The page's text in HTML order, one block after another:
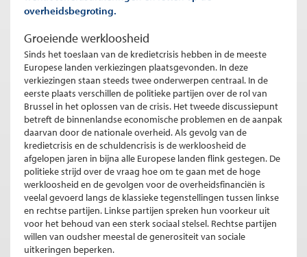
overheidsbegroting.
Groeiende werkloosheid
Sinds het toeslaan van de kredietcrisis hebben in de meeste
Europese landen verkiezingen plaatsgevonden. In deze
verkiezingen staan steeds twee onderwerpen centraal. In de
eerste plaats verschillen de politieke partijen over de rol van
Brussel in het oplossen van de crisis. Het tweede discussiepunt
betreft de binnenlandse economische problemen en de aanpak
daarvan door de nationale overheid. Als gevolg van de
kredietcrisis en de schuldencrisis is de werkloosheid de
afgelopen jaren in bijna alle Europese landen flink gestegen. De
politieke strijd over de vraag hoe om te gaan met de hoge
werkloosheid en de gevolgen voor de overheidsfinanciën is
veelal gevoerd langs de klassieke tegenstellingen tussen linkse
en rechtse partijen. Linkse partijen spreken hun voorkeur uit
voor het behoud van een sterk sociaal stelsel. Rechtse partijen
willen van oudsher meestal de generositeit van sociale
uitkeringen beperken.